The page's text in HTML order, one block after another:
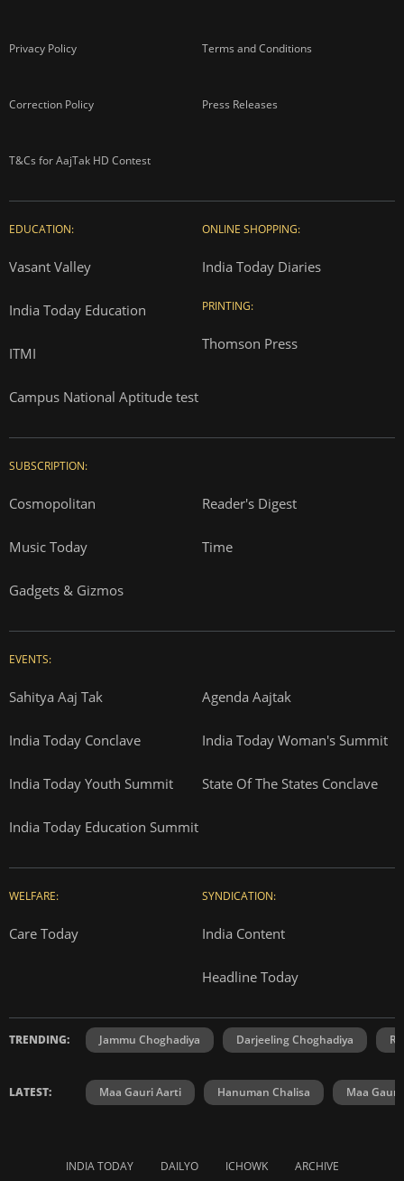
Privacy Policy Terms and Conditions
Correction Policy Press Releases
T&Cs for AajTak HD Contest
EDUCATION:
Vasant Valley
India Today Education
ITMI
Campus National Aptitude test
ONLINE SHOPPING:
India Today Diaries
PRINTING:
Thomson Press
SUBSCRIPTION:
Cosmopolitan Reader's Digest
Music Today Time
Gadgets & Gizmos
EVENTS:
Sahitya Aaj Tak Agenda Aajtak
India Today Conclave India Today Woman's Summit
India Today Youth Summit State Of The States Conclave
India Today Education Summit
WELFARE:
Care Today
SYNDICATION:
India Content
Headline Today
TRENDING: Jammu Choghadiya Darjeeling Choghadiya
LATEST: Maa Gauri Aarti Hanuman Chalisa Maa Gauri
INDIA TODAY DAILYO ICHOWK ARCHIVE